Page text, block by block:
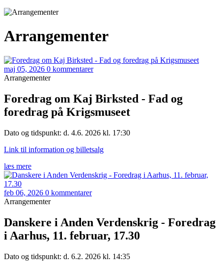
Arrangementer
maj 05, 2026 0 kommentarer
Arrangementer
Foredrag om Kaj Birksted - Fad og
foredrag på Krigsmuseet
Dato og tidspunkt: d. 4.6. 2026 kl. 17:30
Link til information og billetsalg
læs mere
feb 06, 2026 0 kommentarer
Arrangementer
Danskere i Anden Verdenskrig - Foredrag
i Aarhus, 11. februar, 17.30
Dato og tidspunkt: d. 6.2. 2026 kl. 14:35